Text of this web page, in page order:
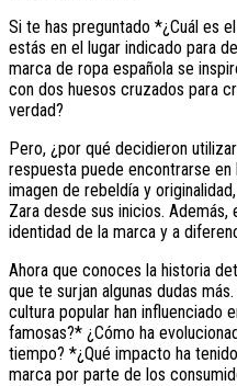
Si te has preguntado *¿Cuál es
estás en el lugar indicado para
marca de ropa española se
con dos huesos cruzados para
verdad?
Pero, ¿por qué decidieron
respuesta puede encontrarse
imagen de rebeldía y
Zara desde sus inicios.
identidad de la marca y a
Ahora que conoces la historia
que te surjan algunas dudas
cultura popular han influenciado
famosas?* ¿Cómo ha
tiempo? *¿Qué impacto ha
marca por parte de los